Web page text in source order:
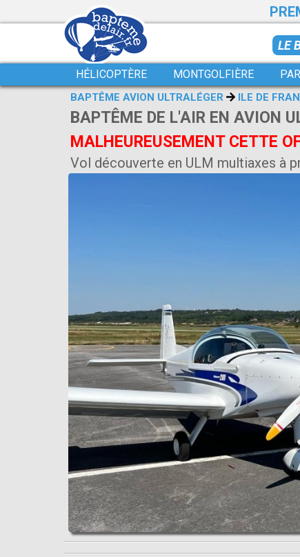
LE
HÉLICOPTÈRE MONTGOLFIÈRE
BAPTÊME AVION ULTRALÉGER ILE DE
BAPTÊME DE L'AIR EN AVION
MALHEUREUSEMENT CETTE
Vol découverte en ULM multiaxes à